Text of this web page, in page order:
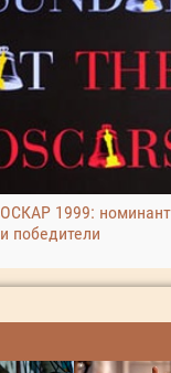
ОСКАР 1999:
и победители